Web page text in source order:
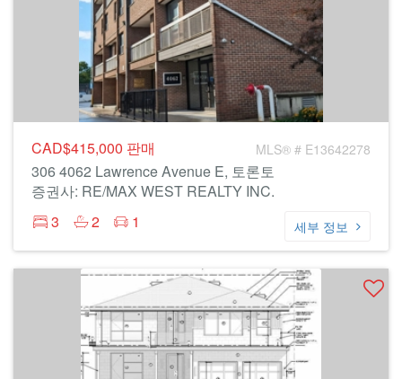
CAD$415,000 판매 MLS® # E13642278
306 4062 Lawrence Avenue E, 토론토
증권사: RE/MAX WEST REALTY INC.
3
2 1 세부 정보